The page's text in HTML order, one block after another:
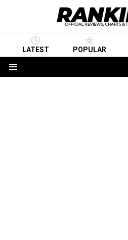
LATEST POPULAR